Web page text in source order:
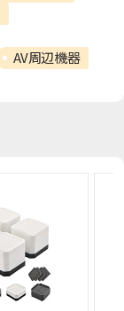
AV周辺機器